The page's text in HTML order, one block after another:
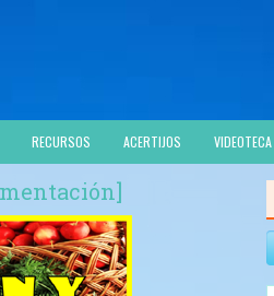
RECURSOS ACERTIJOS VIDEOTECA